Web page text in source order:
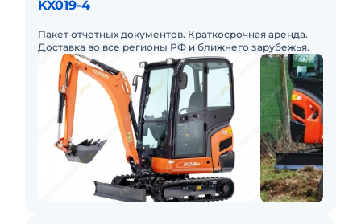
KX019-4
Пакет отчетных документов. Краткосрочная аренда.
Доставка во все регионы РФ и ближнего зарубежья.